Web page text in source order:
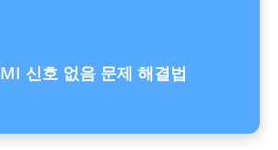
신호 없음 문제 해결법